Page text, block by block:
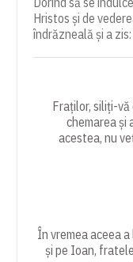
Hristos și de
îndrăzneală și a
Fraților, siliți-
chemarea și
acestea, nu
În vremea aceea
și pe Ioan,